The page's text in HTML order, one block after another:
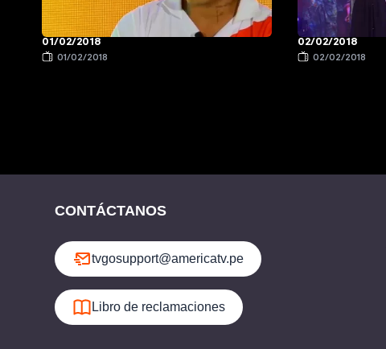
01/02/2018
01/02/2018
02/02/2018
02/02/2018
CONTÁCTANOS
tvgosupport@americatv.pe
Libro de reclamaciones